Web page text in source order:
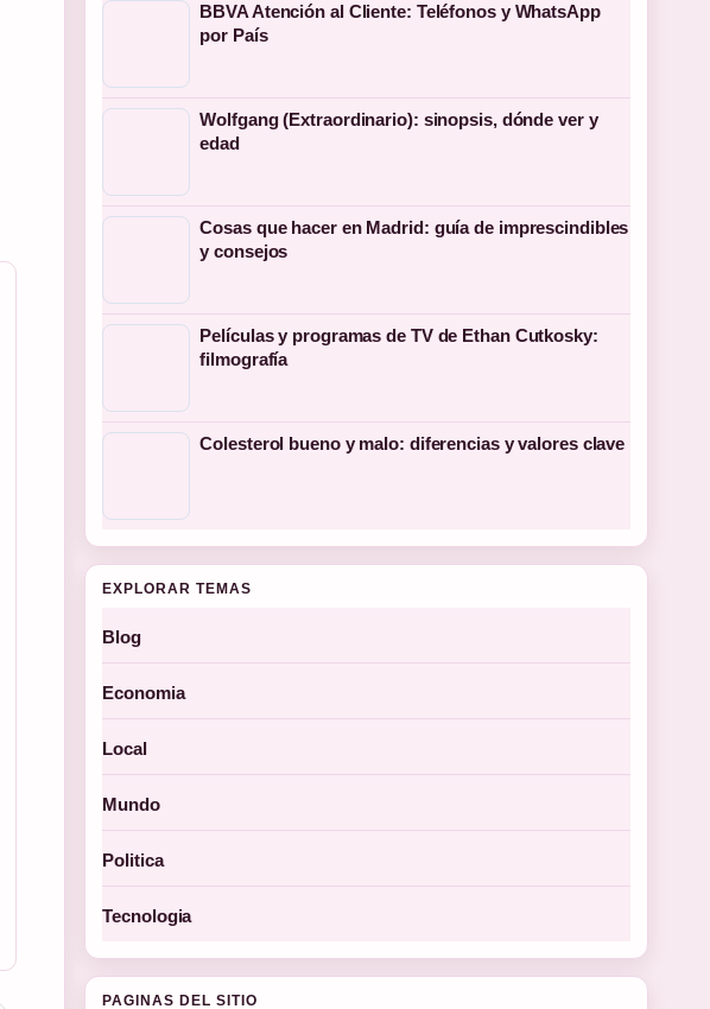
BBVA Atención al Cliente: Teléfonos y WhatsApp
por País
Wolfgang (Extraordinario): sinopsis, dónde ver y
edad
Cosas que hacer en Madrid: guía de imprescindibles
y consejos
Películas y programas de TV de Ethan Cutkosky:
filmografía
Colesterol bueno y malo: diferencias y valores clave
EXPLORAR TEMAS
Blog
Economia
Local
Mundo
Politica
Tecnologia
PAGINAS DEL SITIO